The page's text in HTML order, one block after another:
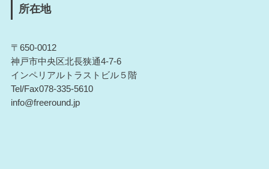
所在地
〒650-0012
神戸市中央区北長狭通4-7-6
インペリアルトラストビル５階
Tel/Fax078-335-5610
info@freeround.jp